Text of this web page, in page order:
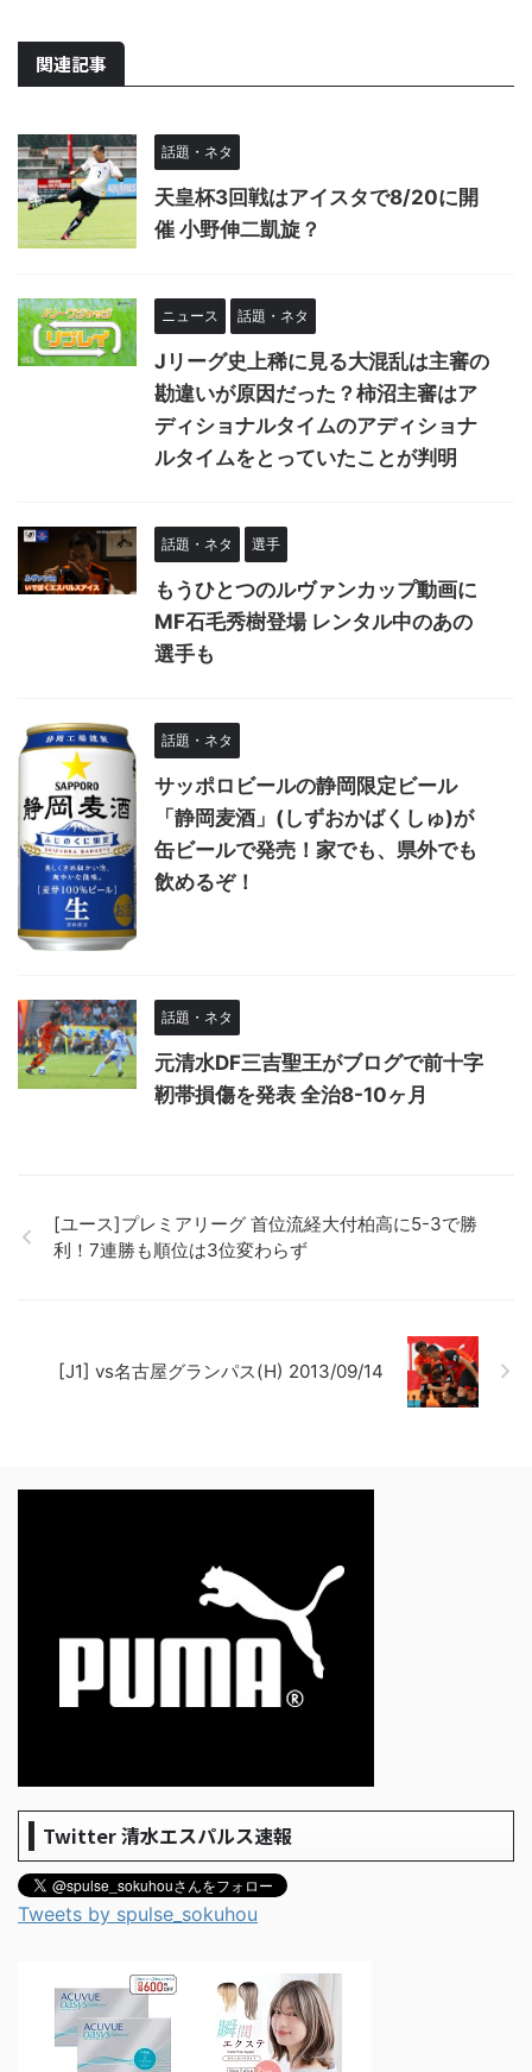
関連記事
話題・ネタ
天皇杯3回戦はアイスタで8/20に開
催 小野伸二凱旋？
ニュース 話題・ネタ
Jリーグ史上稀に見る大混乱は主審の
勘違いが原因だった？柿沼主審はア
ディショナルタイムのアディショナ
ルタイムをとっていたことが判明
話題・ネタ 選手
もうひとつのルヴァンカップ動画に
MF石毛秀樹登場 レンタル中のあの
選手も
話題・ネタ
サッポロビールの静岡限定ビール
「静岡麦酒」(しずおかばくしゅ)が
缶ビールで発売！家でも、県外でも
飲めるぞ！
話題・ネタ
元清水DF三吉聖王がブログで前十字
靭帯損傷を発表 全治8-10ヶ月
[ユース]プレミアリーグ 首位流経大付柏高に5-3で勝
利！7連勝も順位は3位変わらず
[J1] vs名古屋グランパス(H) 2013/09/14
Twitter 清水エスパルス速報
Tweets by spulse_sokuhou